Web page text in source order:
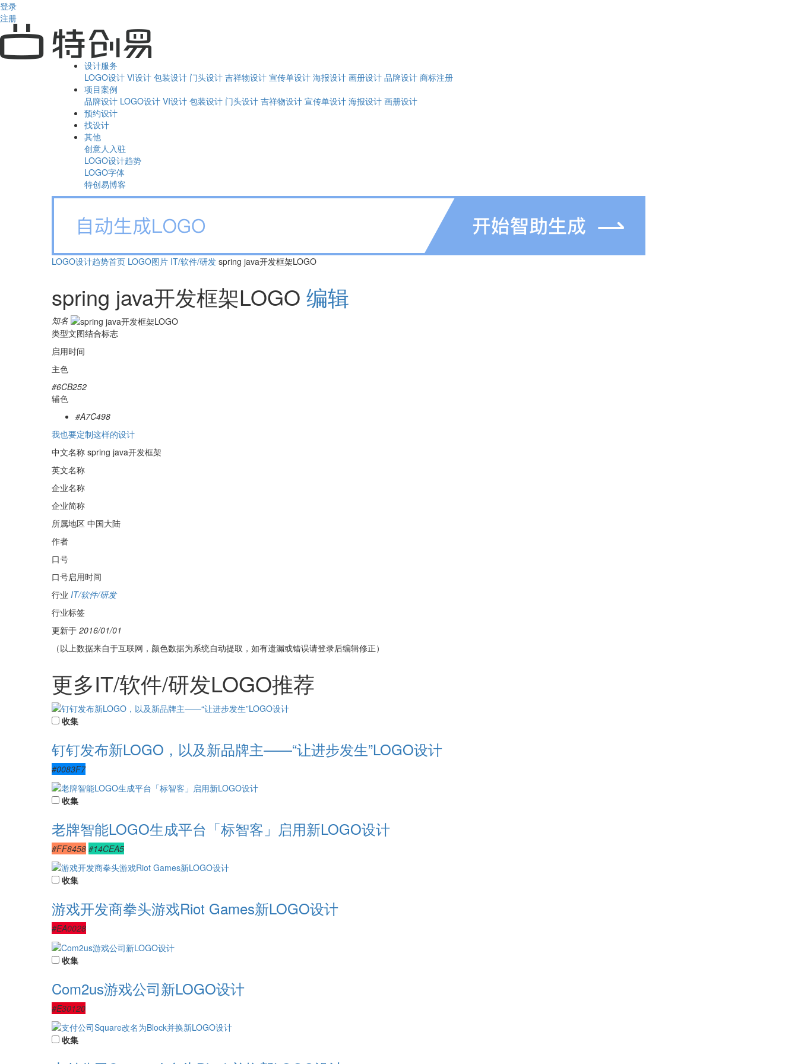
登录
注册
设计服务
LOGO设计 VI设计 包装设计 门头设计 吉祥物设计 宣传单设计 海报设计 画册设计 品牌设计 商标注册
项目案例
品牌设计 LOGO设计 VI设计 包装设计 门头设计 吉祥物设计 宣传单设计 海报设计 画册设计
预约设计
找设计
其他
创意人入驻
LOGO设计趋势
LOGO字体
特创易博客
LOGO设计趋势首页 LOGO图片 IT/软件/研发 spring java开发框架LOGO
spring java开发框架LOGO 编辑
知名
类型文图结合标志
启用时间
主色
#6CB252
辅色
#A7C498
我也要定制这样的设计
中文名称 spring java开发框架
英文名称
企业名称
企业简称
所属地区 中国大陆
作者
口号
口号启用时间
行业 IT/软件/研发
行业标签
更新于 2016/01/01
（以上数据来自于互联网，颜色数据为系统自动提取，如有遗漏或错误请登录后编辑修正）
更多IT/软件/研发LOGO推荐
收集
钉钉发布新LOGO，以及新品牌主——“让进步发生”LOGO设计
#0083F7
收集
老牌智能LOGO生成平台「标智客」启用新LOGO设计
#FF8458 #14CEA5
收集
游戏开发商拳头游戏Riot Games新LOGO设计
#EA0028
收集
Com2us游戏公司新LOGO设计
#E30120
收集